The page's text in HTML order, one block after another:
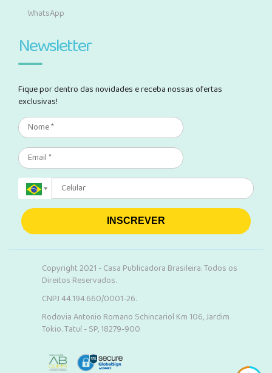
WhatsApp
Newsletter
Fique por dentro das novidades e receba nossas ofertas
exclusivas!
INSCREVER
Copyright 2021 - Casa Publicadora Brasileira. Todos os
Direitos Reservados.
CNPJ 44.194.660/0001-26.
Rodovia Antonio Romano Schincariol Km 106, Jardim
Tokio. Tatuí - SP, 18279-900